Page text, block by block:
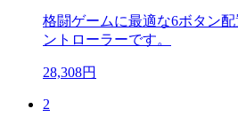
格闘ゲームに最適な6ボタン
ントローラーです。
28,308円
2